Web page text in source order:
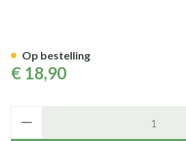
€ 18,90
Op bestelling